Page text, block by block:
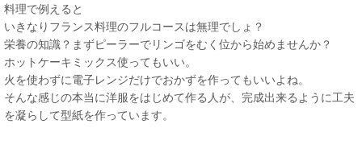
料理で例えると
いきなりフランス料理のフルコースは無理でしょ？
栄養の知識？まずピーラーでリンゴをむく位から始めませんか？
ホットケーキミックス使ってもいい。
火を使わずに電子レンジだけでおかずを作ってもいいよね。
そんな感じの本当に洋服をはじめて作る人が、完成出来るように工夫
を凝らして型紙を作っています。